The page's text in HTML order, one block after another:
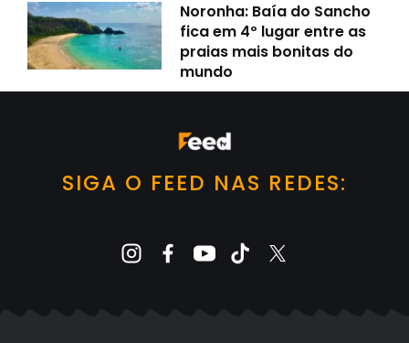
Noronha: Baía do Sancho
fica em 4º lugar entre as
praias mais bonitas do
mundo
SIGA O FEED NAS REDES: